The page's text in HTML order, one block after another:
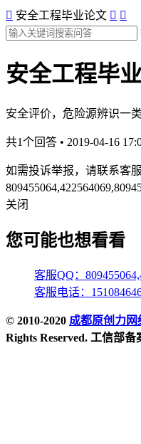
 安全工程毕业论文  
安全工程毕
安全评价，危险源辨识一
共1个回答 • 2019-04-16
如需投诉举报，请联系客服
关闭
您可能也想看看
客服QQ：
客服电话：
© 2010-2020 成都原创力网
Rights Reserved. 工信部备